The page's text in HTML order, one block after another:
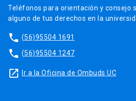
Teléfonos para orientación y consejo
alguno de tus derechos en la
phone (56)95504 1691
phone (56)95504 1247
launch Ir a la Oficina de Ombuds UC